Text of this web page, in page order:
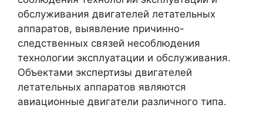
обслуживания двигателей летательных
аппаратов, выявление причинно-
следственных связей несоблюдения
технологии эксплуатации и обслуживания.
Объектами экспертизы двигателей
летательных аппаратов являются
авиационные двигатели различного типа.